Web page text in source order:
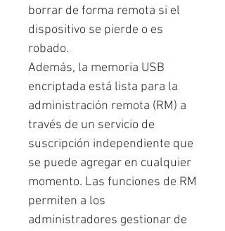
borrar de forma remota si el
dispositivo se pierde o es
robado.
Además, la memoria USB
encriptada está lista para la
administración remota (RM) a
través de un servicio de
suscripción independiente que
se puede agregar en cualquier
momento. Las funciones de RM
permiten a los
administradores gestionar de